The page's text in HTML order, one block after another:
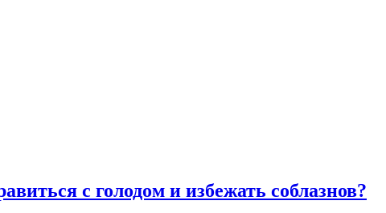
с голодом и избежать соблазнов?